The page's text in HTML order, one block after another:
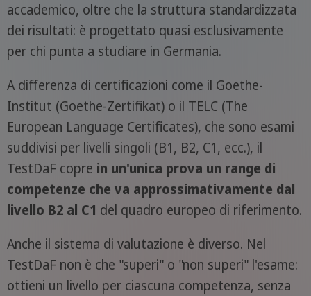
accademico, oltre che la struttura standardizzata
dei risultati: è progettato quasi esclusivamente
per chi punta a studiare in Germania.
A differenza di certificazioni come il Goethe-
Institut (Goethe-Zertifikat) o il TELC (The
European Language Certificates), che sono esami
suddivisi per livelli singoli (B1, B2, C1, ecc.), il
TestDaF copre in un'unica prova un range di
competenze che va approssimativamente dal
livello B2 al C1 del quadro europeo di riferimento.
Anche il sistema di valutazione è diverso. Nel
TestDaF non è che "superi" o "non superi" l'esame:
ottieni un livello per ciascuna competenza, senza